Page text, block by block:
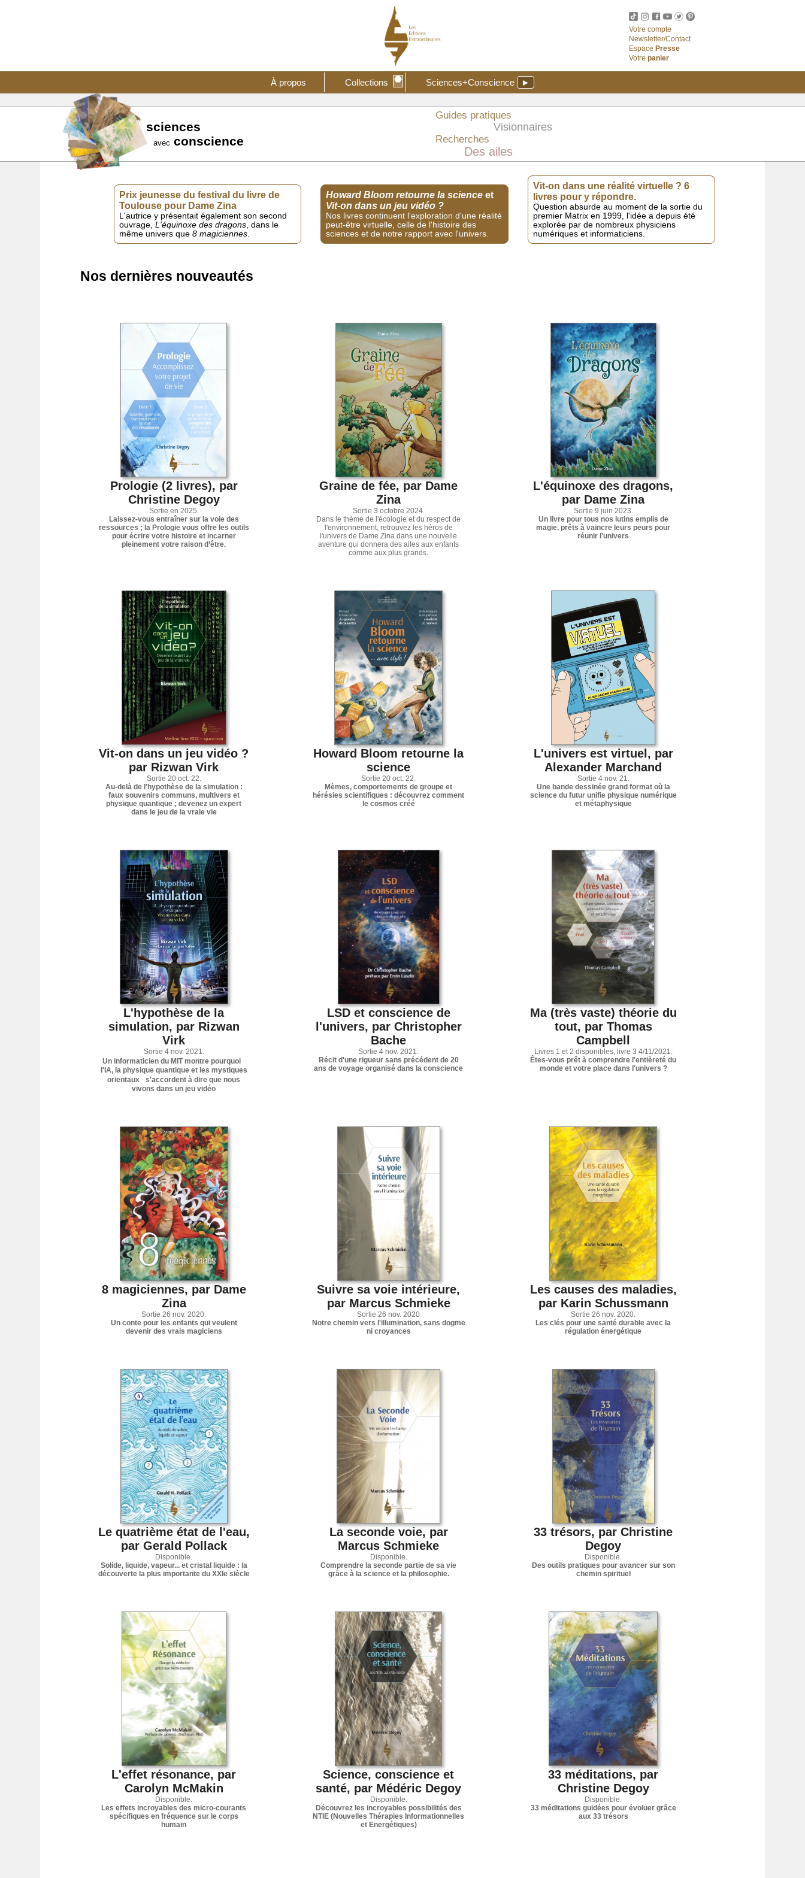
Votre compte
Newsletter/Contact
Espace Presse
Votre panier
À propos Collections ⬣ Sciences+Conscience ►
sciences
avec conscience
Guides pratiques
Visionnaires
Recherches
Des ailes
Prix jeunesse du festival du livre de
Toulouse pour Dame Zina
L'autrice y présentait également son second
ouvrage,L'équinoxe des dragons, dans le
même univers que8 magiciennes.
Howard Bloom retourne la science et
Vit-on dans un jeu vidéo ?
Nos livres continuent l'exploration d'une réalité
peut-être virtuelle, celle de l'histoire des
sciences et de notre rapport avec l'univers.
Vit-on dans une réalité virtuelle ? 6
livres pour y répondre.
Question absurde au moment de la sortie du
premier Matrix en 1999, l'idée a depuis été
explorée par de nombreux physiciens
numériques et informaticiens.
Nos dernières nouveautés
Prologie (2 livres), par
Christine Degoy
Sortie en 2025.
Laissez-vous entraîner sur la voie des
ressources ; la Prologie vous offre les outils
pour écrire votre histoire et incarner
pleinement votre raison d’être.
Graine de fée, par Dame
Zina
Sortie 3 octobre 2024.
Dans le thème de l'écologie et du respect de
l'environnement, retrouvez les héros de
l'univers de Dame Zina dans une nouvelle
aventure qui donnera des ailes aux enfants
comme aux plus grands.
L'équinoxe des dragons,
par Dame Zina
Sortie 9 juin 2023.
Un livre pour tous nos lutins emplis de
magie, prêts à vaincre leurs peurs pour
réunir l'univers
Vit-on dans un jeu vidéo ?
par Rizwan Virk
Sortie 20 oct. 22.
Au-delà de l'hypothèse de la simulation :
faux souvenirs communs, multivers et
physique quantique ; devenez un expert
dans le jeu de la vraie vie
Howard Bloom retourne la
science
Sortie 20 oct. 22.
Mèmes, comportements de groupe et
hérésies scientifiques : découvrez comment
le cosmos créé
L'univers est virtuel, par
Alexander Marchand
Sortie 4 nov. 21.
Une bande dessinée grand format où la
science du futur unifie physique numérique
et métaphysique
L'hypothèse de la
simulation, par Rizwan
Virk
Sortie 4 nov. 2021.
Un informaticien du MIT montre pourquoi
l'IA, la physique quantique et les mystiques
orientaux s'accordent à dire que nous
vivons dans un jeu vidéo
LSD et conscience de
l'univers, par Christopher
Bache
Sortie 4 nov. 2021.
Récit d'une rigueur sans précédent de 20
ans de voyage organisé dans la conscience
Ma (très vaste) théorie du
tout, par Thomas
Campbell
Livres 1 et 2 disponibles, livre 3 4/11/2021.
Êtes-vous prêt à comprendre l'entièreté du
monde et votre place dans l'univers ?
8 magiciennes, par Dame
Zina
Sortie 26 nov. 2020.
Un conte pour les enfants qui veulent
devenir des vrais magiciens
Suivre sa voie intérieure,
par Marcus Schmieke
Sortie 26 nov. 2020
Notre chemin vers l'illumination, sans dogme
ni croyances
Les causes des maladies,
par Karin Schussmann
Sortie 26 nov. 2020.
Les clés pour une santé durable avec la
régulation énergétique
Le quatrième état de l'eau,
par Gerald Pollack
Disponible.
Solide, liquide, vapeur... et cristal liquide : la
découverte la plus importante du XXIe siècle
La seconde voie, par
Marcus Schmieke
Disponible.
Comprendre la seconde partie de sa vie
grâce à la science et la philosophie.
33 trésors, par Christine
Degoy
Disponible.
Des outils pratiques pour avancer sur son
chemin spirituel
L'effet résonance, par
Carolyn McMakin
Disponible.
Les effets incroyables des micro-courants
spécifiques en fréquence sur le corps
humain
Science, conscience et
santé, par Médéric Degoy
Disponible.
Découvrez les incroyables possibilités des
NTIE (Nouvelles Thérapies Informationnelles
et Energétiques)
33 méditations, par
Christine Degoy
Disponible.
33 méditations guidées pour évoluer grâce
aux 33 trésors